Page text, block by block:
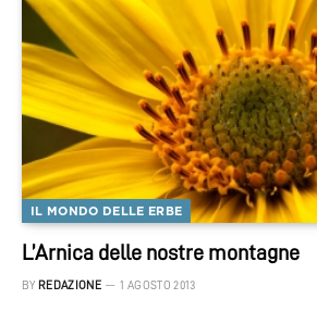
IL MONDO DELLE ERBE
L’Arnica delle nostre montagne
BY REDAZIONE 1 AGOSTO 2013